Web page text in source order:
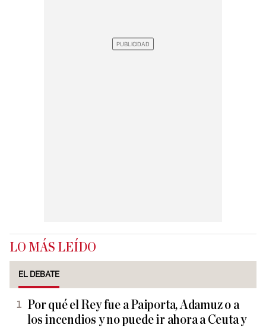
LO MÁS LEÍDO
EL DEBATE
Por qué el Rey fue a Paiporta, Adamuz o a
los incendios y no puede ir ahora a Ceuta y